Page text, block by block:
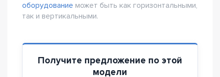
оборудование может быть как горизонтальными,
так и вертикальными.
Получите предложение по этой
модели